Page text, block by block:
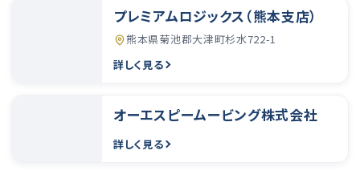
プレミアムロジックス（熊本支店）
熊本県菊池郡大津町杉水722-1
詳しく見る
オーエスピームービング株式会社
詳しく見る